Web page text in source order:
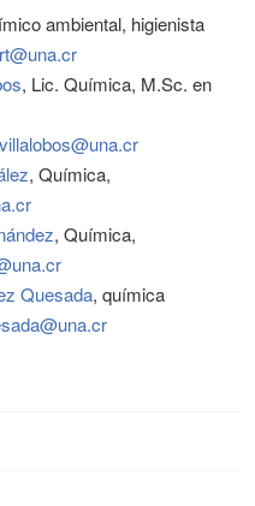
ambiental, higienista
, Lic. Química, M.Sc. en
, Química,
, Química,
Quesada, química